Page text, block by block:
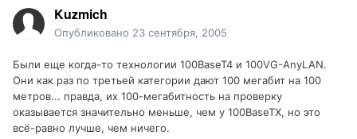
Kuzmich
Опубликовано 23 сентября, 2005
Были еще когда-то технологии 100BaseT4 и 100VG-AnyLAN.
Они как раз по третьей категории дают 100 мегабит на 100
метров... правда, их 100-мегабитность на проверку
оказывается значительно меньше, чем у 100BaseTX, но это
всё-равно лучше, чем ничего.